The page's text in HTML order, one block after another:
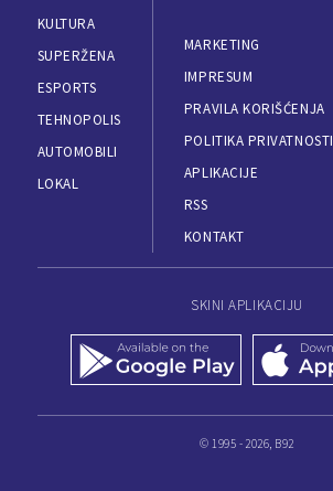
KULTURA
SUPERŽENA
ESPORTS
TEHNOPOLIS
AUTOMOBILI
LOKAL
MARKETING
IMPRESUM
PRAVILA KORIŠĆENJA
POLITIKA PRIVATNOSTI
APLIKACIJE
RSS
KONTAKT
SKINI APLIKACIJU
© 1995 - 2026, B92